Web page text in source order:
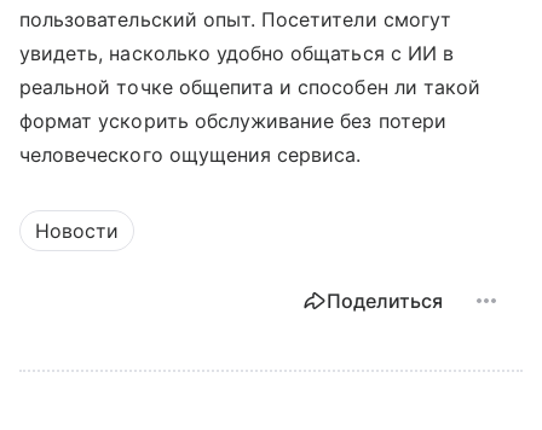
пользовательский опыт. Посетители смогут
увидеть, насколько удобно общаться с ИИ в
реальной точке общепита и способен ли такой
формат ускорить обслуживание без потери
человеческого ощущения сервиса.
Новости
Поделиться